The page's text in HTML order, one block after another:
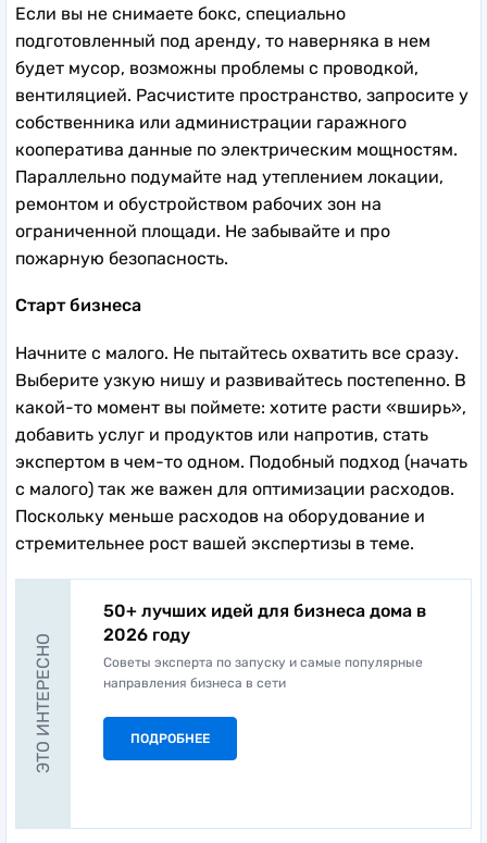
Если вы не снимаете бокс, специально
подготовленный под аренду, то наверняка в нем
будет мусор, возможны проблемы с проводкой,
вентиляцией. Расчистите пространство, запросите у
собственника или администрации гаражного
кооператива данные по электрическим мощностям.
Параллельно подумайте над утеплением локации,
ремонтом и обустройством рабочих зон на
ограниченной площади. Не забывайте и про
пожарную безопасность.
Старт бизнеса
Начните с малого. Не пытайтесь охватить все сразу.
Выберите узкую нишу и развивайтесь постепенно. В
какой-то момент вы поймете: хотите расти «вширь»,
добавить услуг и продуктов или напротив, стать
экспертом в чем-то одном. Подобный подход (начать
с малого) так же важен для оптимизации расходов.
Поскольку меньше расходов на оборудование и
стремительнее рост вашей экспертизы в теме.
ЭТО ИНТЕРЕСНО
50+ лучших идей для бизнеса дома в
2026 году
Советы эксперта по запуску и самые популярные
направления бизнеса в сети
ПОДРОБНЕЕ